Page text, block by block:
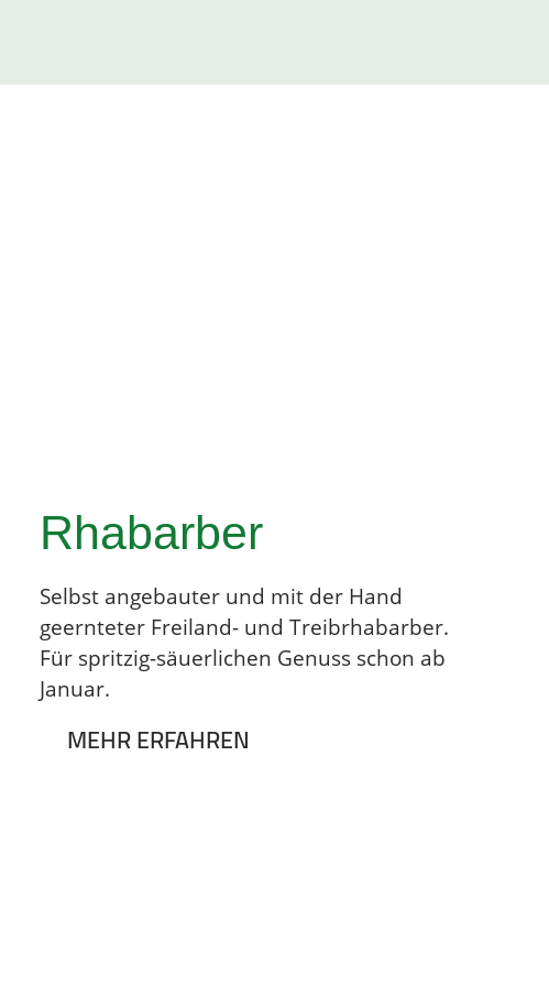
Rhabarber
Selbst angebauter und mit der Hand
geernteter Freiland- und Treibrhabarber.
Für spritzig-säuerlichen Genuss schon ab
Januar.
MEHR ERFAHREN